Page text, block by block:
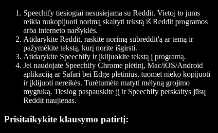
Speechify tiesiogiai nesusiejama su Reddit. Vietoj to jums
reikia nukopijuoti norimą skaityti tekstą iš Reddit programos
arba interneto naršyklės.
Atidarykite Reddit, raskite norimą subreddit'ą ar temą ir
pažymėkite tekstą, kurį norite išgirsti.
Atidarykite Speechify ir įklijuokite tekstą į programą.
Jei naudojate Speechify Chrome plėtinį, Mac/iOS/Android
aplikaciją ar Safari bei Edge plėtinius, tuomet nieko kopijuoti
ir įklijuoti nereikės. Turėtumėte matyti mėlyną grojimo
mygtuką. Tiesiog paspauskite jį ir Speechify perskaitys jūsų
Reddit naujienas.
Prisitaikykite klausymo patirtį: